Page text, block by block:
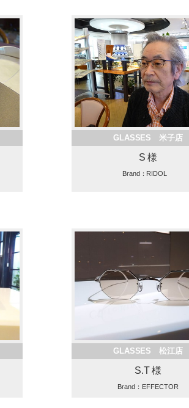
GLASSES 米子店
S 様
Brand：RIDOL
GLASSES 松江店
S.T 様
Brand：EFFECTOR